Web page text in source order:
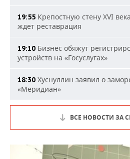
19:55 Крепостную стену XVI
ждет реставрация
19:10 Бизнес обяжут
устройств на «Госуслугах»
18:30 Хуснуллин заявил о
«Меридиан»
ВСЕ НОВОСТИ ЗА